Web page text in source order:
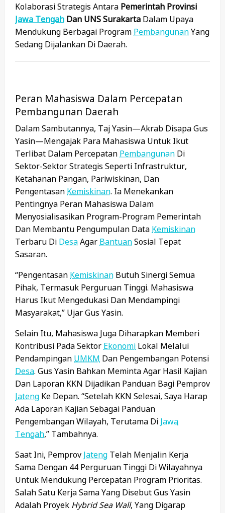
Kolaborasi Strategis Antara Pemerintah Provinsi
Jawa Tengah Dan UNS Surakarta Dalam Upaya
Mendukung Berbagai Program PembangunanYang
Sedang Dijalankan Di Daerah.
Peran Mahasiswa Dalam Percepatan
Pembangunan Daerah
Dalam Sambutannya, Taj Yasin—Akrab Disapa Gus
Yasin—Mengajak Para Mahasiswa Untuk Ikut
Terlibat Dalam Percepatan Pembangunan Di
Sektor-Sektor Strategis Seperti Infrastruktur,
Ketahanan Pangan, Pariwiskinan, Dan
Pengentasan Kemiskinan. Ia Menekankan
Pentingnya Peran Mahasiswa Dalam
Menyosialisasikan Program-Program Pemerintah
Dan Membantu Pengumpulan Data Kemiskinan
Terbaru Di DesaAgar BantuanSosial Tepat
Sasaran.
“Pengentasan Kemiskinan Butuh Sinergi Semua
Pihak, Termasuk Perguruan Tinggi. Mahasiswa
Harus Ikut Mengedukasi Dan Mendampingi
Masyarakat,” Ujar Gus Yasin.
Selain Itu, Mahasiswa Juga Diharapkan Memberi
Kontribusi Pada Sektor Ekonomi Lokal Melalui
Pendampingan UMKM Dan Pengembangan Potensi
Desa. Gus Yasin Bahkan Meminta Agar Hasil Kajian
Dan Laporan KKN Dijadikan Panduan Bagi Pemprov
Jateng Ke Depan. “Setelah KKN Selesai, Saya Harap
Ada Laporan Kajian Sebagai Panduan
Pengembangan Wilayah, Terutama Di Jawa
Tengah,” Tambahnya.
Saat Ini, Pemprov Jateng Telah Menjalin Kerja
Sama Dengan 44 Perguruan Tinggi Di Wilayahnya
Untuk Mendukung Percepatan Program Prioritas.
Salah Satu Kerja Sama Yang Disebut Gus Yasin
Adalah Proyek Hybrid Sea Wall, Yang Digarap